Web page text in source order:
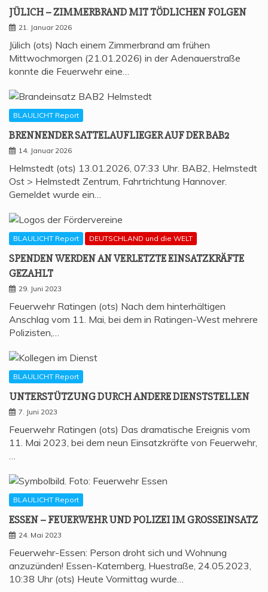
JÜLICH – ZIM­MER­BRAND MIT TÖD­LI­CHEN FOLGEN
21. Januar 2026
Jülich (ots) Nach einem Zimmerbrand am frühen
Mittwochmorgen (21.01.2026) in der Adenauerstraße
konnte die Feuerwehr eine…
BLAULICHT Report
BREN­NEN­DER SAT­TEL­AUF­LIE­GER AUF DER BAB2
14. Januar 2026
Helmstedt (ots) 13.01.2026, 07:33 Uhr. BAB2, Helmstedt
Ost > Helmstedt Zentrum, Fahrtrichtung Hannover.
Gemeldet wurde ein…
BLAULICHT Report DEUTSCHLAND und die WELT
SPEN­DEN WER­DEN AN VER­LETZ­TE EIN­SATZ­KRÄF­TE
GEZAHLT
29. Juni 2023
Feuerwehr Ratingen (ots) Nach dem hinterhältigen
Anschlag vom 11. Mai, bei dem in Ratingen-West mehrere
Polizisten,…
BLAULICHT Report
UNTER­STÜT­ZUNG DURCH ANDE­RE DIENSTSTELLEN
7. Juni 2023
Feuerwehr Ratingen (ots) Das dramatische Ereignis vom
11. Mai 2023, bei dem neun Einsatzkräfte von Feuerwehr,
…
BLAULICHT Report
ESSEN – FEU­ER­WEHR UND POLI­ZEI IM GROSSEINSATZ
24. Mai 2023
Feuerwehr-Essen: Person droht sich und Wohnung
anzuzünden! Essen-Katernberg, Huestraße, 24.05.2023,
10:38 Uhr (ots) Heute Vormittag wurde…